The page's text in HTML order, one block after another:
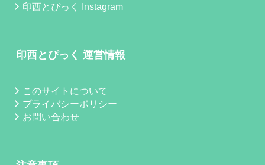
印西とぴっく Instagram
印西とぴっく 運営情報
このサイトについて
プライバシーポリシー
お問い合わせ